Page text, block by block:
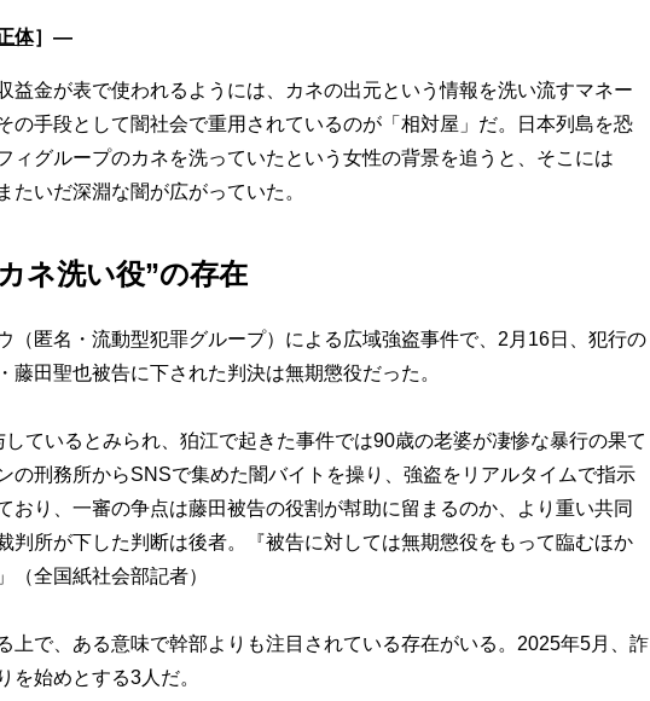
体］―
金が表で使われるようには、カネの出元という情報を洗い流すマネー
の手段として闇社会で重用されているのが「相対屋」だ。日本列島を恐
ィグループのカネを洗っていたという女性の背景を追うと、そこには
たいだ深淵な闇が広がっていた。
ネ洗い役”の存在
（匿名・流動型犯罪グループ）による広域強盗事件で、2月16日、犯行の
藤田聖也被告に下された判決は無期懲役だった。
しているとみられ、狛江で起きた事件では90歳の老婆が凄惨な暴行の果て
の刑務所からSNSで集めた闇バイトを操り、強盗をリアルタイムで指示
おり、一審の争点は藤田被告の役割が幇助に留まるのか、より重い共同
判所が下した判断は後者。『被告に対しては無期懲役をもって臨むほか
（全国紙社会部記者）
で、ある意味で幹部よりも注目されている存在がいる。2025年5月、詐
を始めとする3人だ。